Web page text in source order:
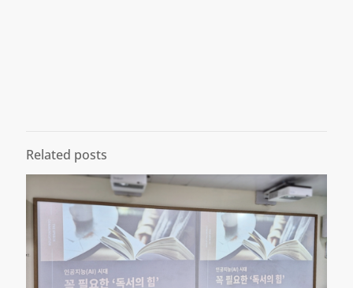
Related posts